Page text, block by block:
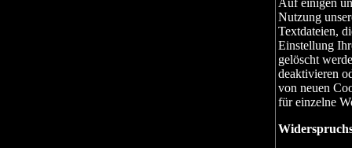
Auf einigen
Nutzung
Textdateien,
Einstellung
gelöscht
deaktivieren
von neuen
für einzelne